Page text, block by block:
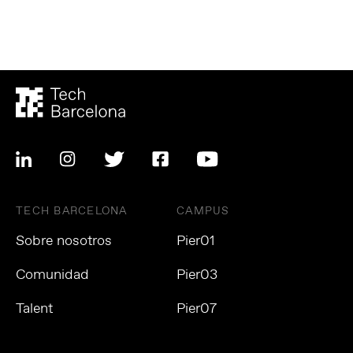
TECH BARCELONA
Sobre nosotros
Comunidad
Talent
CAMPUS
Pier01
Pier03
Pier07